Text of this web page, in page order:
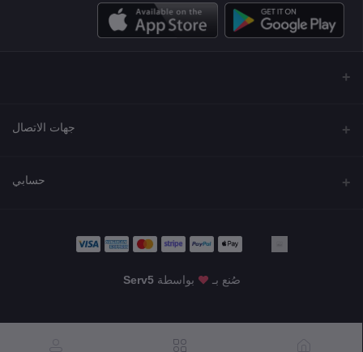
جهات الاتصال
حسابي
صُنع بـ بواسطة Serv5